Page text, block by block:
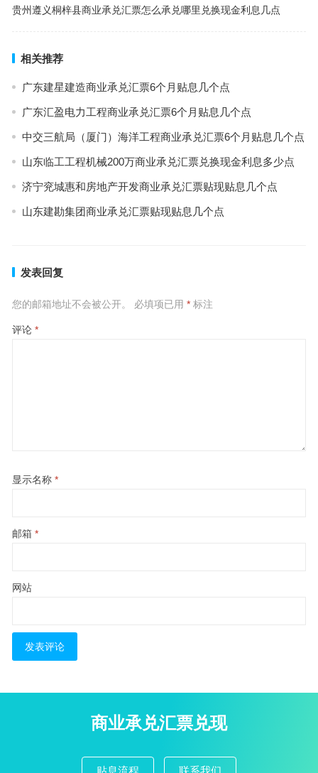
贵州遵义桐梓县商业承兑汇票怎么承兑哪里兑换现金利息几点
相关推荐
广东建星建造商业承兑汇票6个月贴息几个点
广东汇盈电力工程商业承兑汇票6个月贴息几个点
中交三航局（厦门）海洋工程商业承兑汇票6个月贴息几个点
山东临工工程机械200万商业承兑汇票兑换现金利息多少点
济宁兖城惠和房地产开发商业承兑汇票贴现贴息几个点
山东建勘集团商业承兑汇票贴现贴息几个点
发表回复
您的邮箱地址不会被公开。 必填项已用 *标注
评论 *
显示名称 *
邮箱 *
网站
商业承兑汇票兑现
贴息流程 联系我们